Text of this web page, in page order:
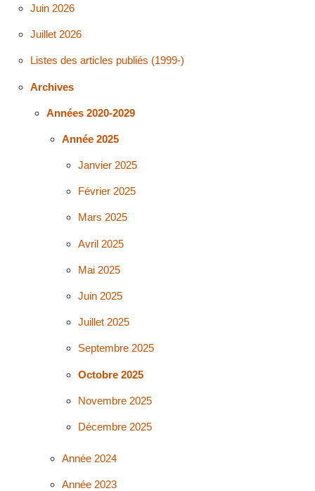
Juin 2026
Juillet 2026
Listes des articles publiés (1999-)
Archives
Années 2020-2029
Année 2025
Janvier 2025
Février 2025
Mars 2025
Avril 2025
Mai 2025
Juin 2025
Juillet 2025
Septembre 2025
Octobre 2025
Novembre 2025
Décembre 2025
Année 2024
Année 2023